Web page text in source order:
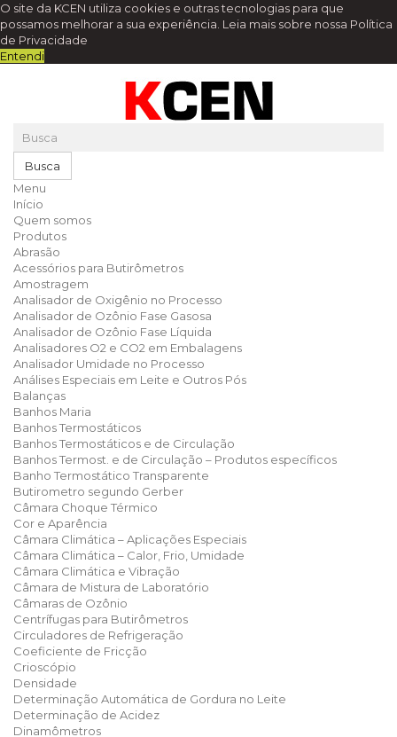
O site da KCEN utiliza cookies e outras tecnologias para que
possamos melhorar a sua experiência. Leia mais sobre nossa Política
de Privacidade
Entendi
Busca
Menu
Início
Quem somos
Produtos
Abrasão
Acessórios para Butirômetros
Amostragem
Analisador de Oxigênio no Processo
Analisador de Ozônio Fase Gasosa
Analisador de Ozônio Fase Líquida
Analisadores O2 e CO2 em Embalagens
Analisador Umidade no Processo
Análises Especiais em Leite e Outros Pós
Balanças
Banhos Maria
Banhos Termostáticos
Banhos Termostáticos e de Circulação
Banhos Termost. e de Circulação – Produtos específicos
Banho Termostático Transparente
Butirometro segundo Gerber
Câmara Choque Térmico
Cor e Aparência
Câmara Climática – Aplicações Especiais
Câmara Climática – Calor, Frio, Umidade
Câmara Climática e Vibração
Câmara de Mistura de Laboratório
Câmaras de Ozônio
Centrífugas para Butirômetros
Circuladores de Refrigeração
Coeficiente de Fricção
Crioscópio
Densidade
Determinação Automática de Gordura no Leite
Determinação de Acidez
Dinamômetros